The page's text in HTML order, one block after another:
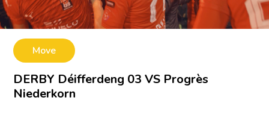
Move
DERBY Déifferdeng 03 VS Progrès
Niederkorn